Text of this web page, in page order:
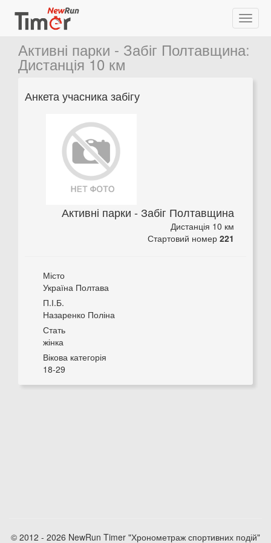
Активні парки - Забіг Полтавщина:
Дистанція 10 км
Анкета учасника забігу
Активні парки - Забіг Полтавщина
Дистанція 10 км
Стартовий номер 221
Місто
Україна Полтава
П.І.Б.
Назаренко Поліна
Стать
жінка
Вікова категорія
18-29
© 2012 - 2026 NewRun Timer "Хронометраж спортивних подій"